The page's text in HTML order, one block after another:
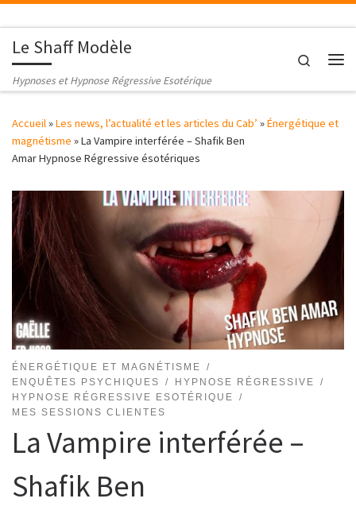
Le Shaff Modèle
Hypnoses et Hypnose Régressive Esotérique
Search
Accueil»Les news, l’actualité et les articles du Cab’ »Énergétique et
magnétisme »La Vampire interférée – Shafik Ben
Amar Hypnose Régressive ésotériques
ÉNERGÉTIQUE ET MAGNÉTISME
ENQUÊTES PSYCHIQUES
HYPNOSE RÉGRESSIVE
HYPNOSE RÉGRESSIVE ESOTÉRIQUE
MES SESSIONS CLIENTES
La Vampire interférée –
Shafik Ben